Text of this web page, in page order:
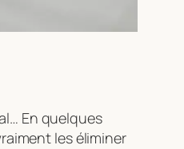
En quelques
les éliminer